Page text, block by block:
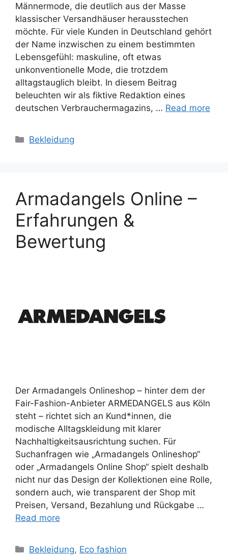
Männermode, die deutlich aus der Masse
klassischer Versandhäuser herausstechen
möchte. Für viele Kunden in Deutschland gehört
der Name inzwischen zu einem bestimmten
Lebensgefühl: maskuline, oft etwas
unkonventionelle Mode, die trotzdem
alltagstauglich bleibt. In diesem Beitrag
beleuchten wir als fiktive Redaktion eines
deutschen Verbrauchermagazins, … Read more
Categories
Bekleidung
Armadangels Online –
Erfahrungen &
Bewertung
Der Armadangels Onlineshop – hinter dem der
Fair-Fashion-Anbieter ARMEDANGELS aus Köln
steht – richtet sich an Kund*innen, die
modische Alltagskleidung mit klarer
Nachhaltigkeitsausrichtung suchen. Für
Suchanfragen wie „Armadangels Onlineshop“
oder „Armadangels Online Shop“ spielt deshalb
nicht nur das Design der Kollektionen eine Rolle,
sondern auch, wie transparent der Shop mit
Preisen, Versand, Bezahlung und Rückgabe …
Read more
Categories
Bekleidung, Eco fashion